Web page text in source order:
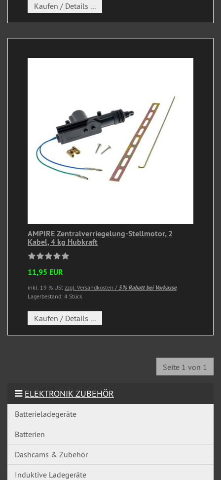
Kaufen / Details ...
AMPIRE Zentralverriegelung-Stellmotor, 2
Kabel, 4 kg Hubkraft
11,95 EUR
inkl. 19 % USt zzgl. Versandkosten / 5% Rabatt bei Vorkasse
Lagerbestand: 4 Stück
Kaufen / Details ...
Seite 1 von 1
ELEKTRONIK ZUBEHÖR
Batterieladegeräte
Batterien
Dashcams & Zubehör
Induktive Ladegeräte